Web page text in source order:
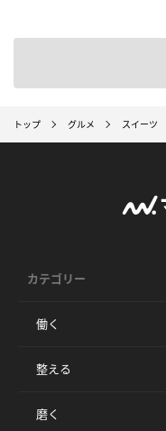
トップ グルメ スイーツ
カテゴリー
働く
整える
磨く